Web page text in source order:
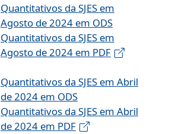
Quantitativos da SJES em
Agosto de 2024 em ODS
Quantitativos da SJES em
Agosto de 2024 em PDF
Quantitativos da SJES em Abril
de 2024 em ODS
Quantitativos da SJES em Abril
de 2024 em PDF